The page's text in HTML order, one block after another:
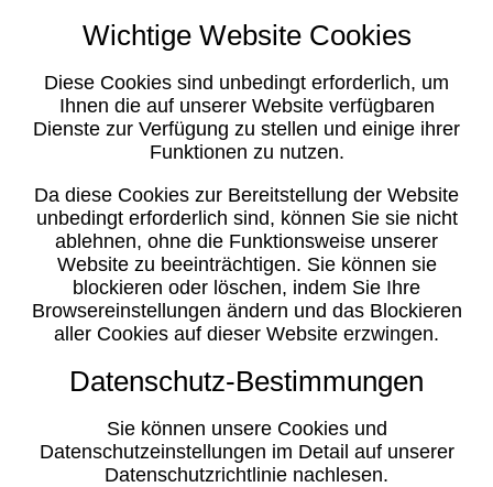
Wichtige Website Cookies
Diese Cookies sind unbedingt erforderlich, um
Ihnen die auf unserer Website verfügbaren
Dienste zur Verfügung zu stellen und einige ihrer
Funktionen zu nutzen.
Da diese Cookies zur Bereitstellung der Website
unbedingt erforderlich sind, können Sie sie nicht
ablehnen, ohne die Funktionsweise unserer
Website zu beeinträchtigen. Sie können sie
blockieren oder löschen, indem Sie Ihre
Browsereinstellungen ändern und das Blockieren
aller Cookies auf dieser Website erzwingen.
Datenschutz-Bestimmungen
Sie können unsere Cookies und
Datenschutzeinstellungen im Detail auf unserer
Datenschutzrichtlinie nachlesen.